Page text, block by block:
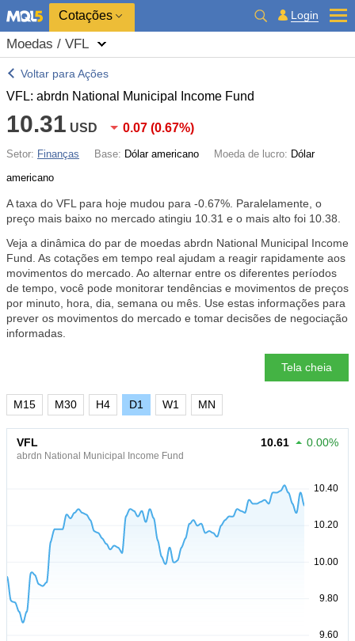
Cotações Login
Moedas / VFL
Voltar para Ações
VFL: abrdn National Municipal Income Fund
10.31 USD 0.07 (0.67%)
Setor: Finanças Base: Dólar americano Moeda de lucro: Dólar
americano
A taxa do VFL para hoje mudou para -0.67% . Paralelamente, o
preço mais baixo no mercado atingiu 10.31 e o mais alto foi 10.38.
Veja a dinâmica do par de moedas abrdn National Municipal Income
Fund. As cotações em tempo real ajudam a reagir rapidamente aos
movimentos do mercado. Ao alternar entre os diferentes períodos
de tempo, você pode monitorar tendências e movimentos de preços
por minuto, hora, dia, semana ou mês. Use estas informações para
prever os movimentos do mercado e tomar decisões de negociação
informadas.
Tela cheia
M15 M30 H4 D1 W1 MN
VFL
abrdn National Municipal Income Fund
10.61 0.00%